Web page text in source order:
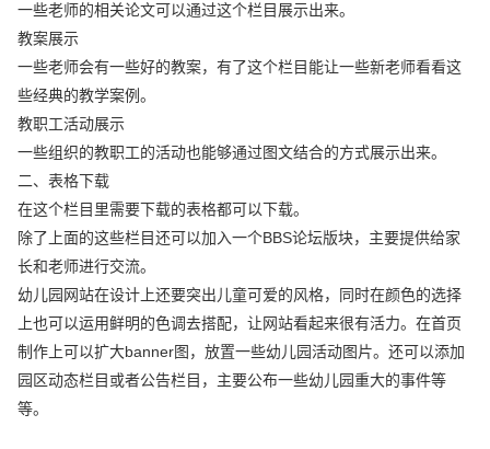
一些老师的相关论文可以通过这个栏目展示出来。
教案展示
一些老师会有一些好的教案，有了这个栏目能让一些新老师看看这
些经典的教学案例。
教职工活动展示
一些组织的教职工的活动也能够通过图文结合的方式展示出来。
二、表格下载
在这个栏目里需要下载的表格都可以下载。
除了上面的这些栏目还可以加入一个BBS论坛版块，主要提供给家
长和老师进行交流。
幼儿园网站在设计上还要突出儿童可爱的风格，同时在颜色的选择
上也可以运用鲜明的色调去搭配，让网站看起来很有活力。在首页
制作上可以扩大banner图，放置一些幼儿园活动图片。还可以添加
园区动态栏目或者公告栏目，主要公布一些幼儿园重大的事件等
等。